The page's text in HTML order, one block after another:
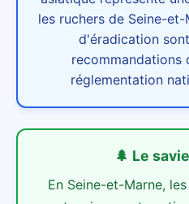
les ruchers de Seine-
d'éradication
recommandations
réglementation
🌲 Le
En Seine-et-Marne,